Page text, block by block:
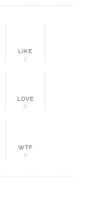
LIKE
2
LOVE
0
WTF
0